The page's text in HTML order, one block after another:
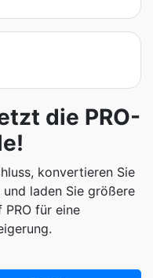
die PRO-
konvertieren Sie
laden Sie größere
für eine